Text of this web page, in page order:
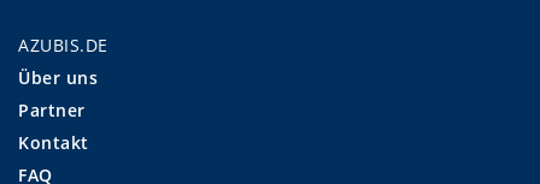
AZUBIS.DE
Über uns
Partner
Kontakt
FAQ